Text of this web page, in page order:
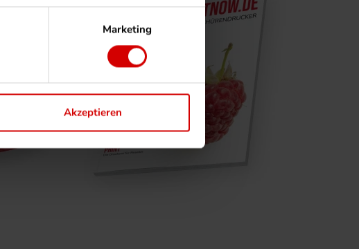
Marketing
Akzeptieren